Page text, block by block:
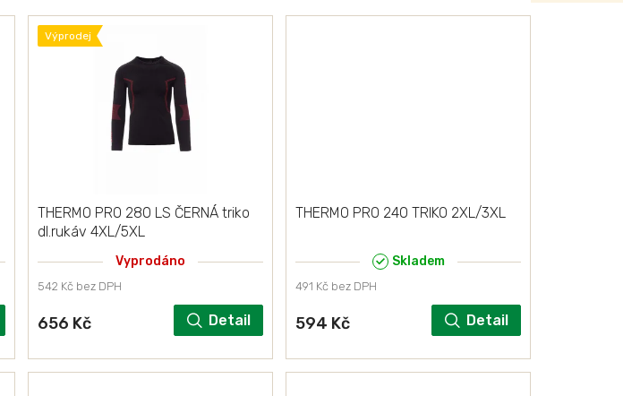
Výprodej
THERMO PRO 280 LS ČERNÁ triko
dl.rukáv 4XL/5XL
Vyprodáno
542 Kč bez DPH
656 Kč Detail
THERMO PRO 240 TRIKO 2XL/3XL
Skladem
491 Kč bez DPH
594 Kč Detail